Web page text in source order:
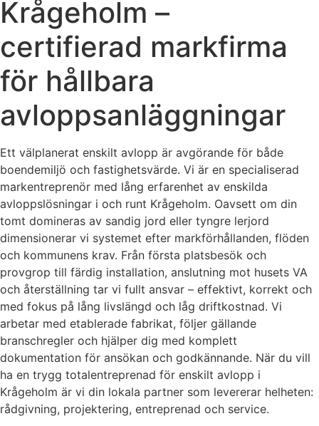
Krågeholm –
certifierad markfirma
för hållbara
avloppsanläggningar
Ett välplanerat enskilt avlopp är avgörande för både
boendemiljö och fastighetsvärde. Vi är en specialiserad
markentreprenör med lång erfarenhet av enskilda
avloppslösningar i och runt Krågeholm. Oavsett om din
tomt domineras av sandig jord eller tyngre lerjord
dimensionerar vi systemet efter markförhållanden, flöden
och kommunens krav. Från första platsbesök och
provgrop till färdig installation, anslutning mot husets VA
och återställning tar vi fullt ansvar – effektivt, korrekt och
med fokus på lång livslängd och låg driftkostnad. Vi
arbetar med etablerade fabrikat, följer gällande
branschregler och hjälper dig med komplett
dokumentation för ansökan och godkännande. När du vill
ha en trygg totalentreprenad för enskilt avlopp i
Krågeholm är vi din lokala partner som levererar helheten:
rådgivning, projektering, entreprenad och service.